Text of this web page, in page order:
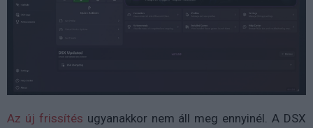
Az új frissítés ugyanakkor nem áll meg ennyinél. A DSX